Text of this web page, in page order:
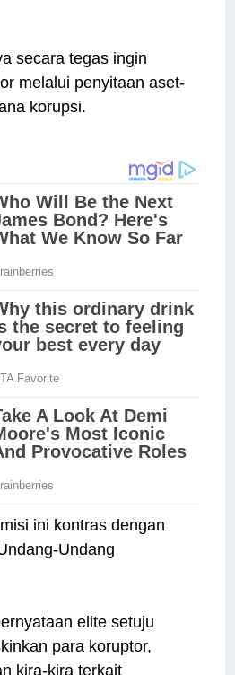
secara tegas ingin
melalui penyitaan aset-
korupsi.
ini kontras dengan
Undang
elite setuju
para koruptor,
kira-kira terkait